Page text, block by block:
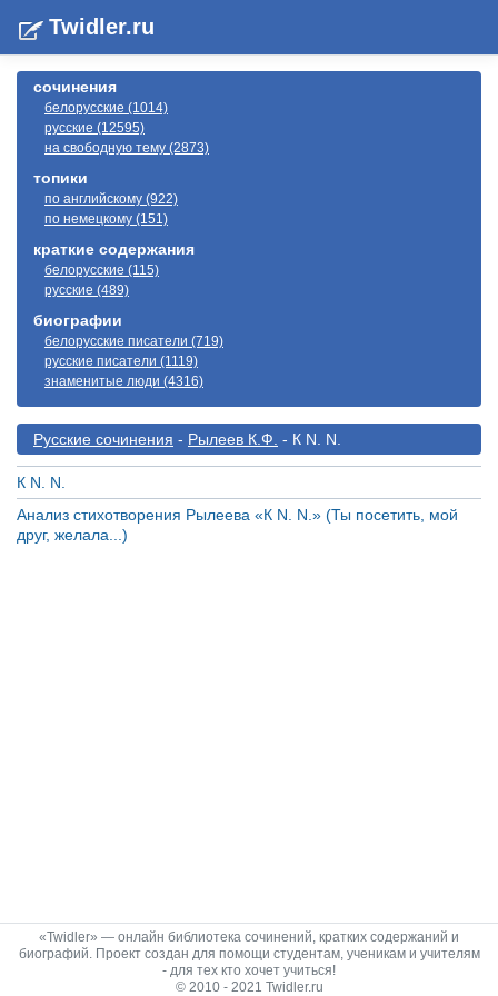
Twidler.ru
сочинения
белорусские (1014)
русские (12595)
на свободную тему (2873)
топики
по английскому (922)
по немецкому (151)
краткие содержания
белорусские (115)
русские (489)
биографии
белорусские писатели (719)
русские писатели (1119)
знаменитые люди (4316)
Русские сочинения - Рылеев К.Ф. - К N. N.
К N. N.
Анализ стихотворения Рылеева «К N. N.» (Ты посетить, мой
друг, желала...)
«Twidler» — онлайн библиотека сочинений, кратких содержаний и
биографий. Проект создан для помощи студентам, ученикам и учителям
- для тех кто хочет учиться!
© 2010 - 2021 Twidler.ru